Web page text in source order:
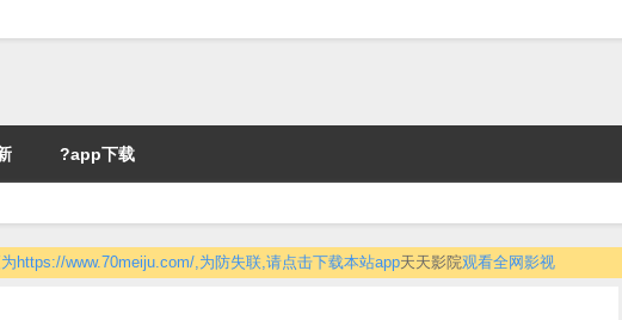
?app下载
https://www.70meiju.com/,为防失联,请点击下载本站app天天影院观看全网影视